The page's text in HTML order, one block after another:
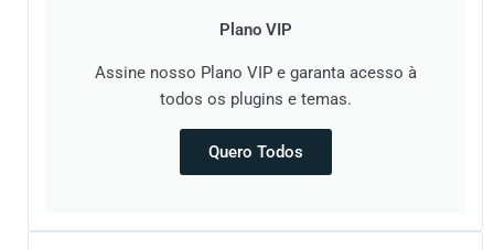
Plano VIP
Assine nosso Plano VIP e garanta acesso à
todos os plugins e temas.
Quero Todos